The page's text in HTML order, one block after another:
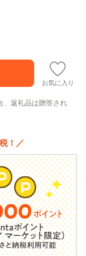
お気に入り
、返礼品は贈答され
！／